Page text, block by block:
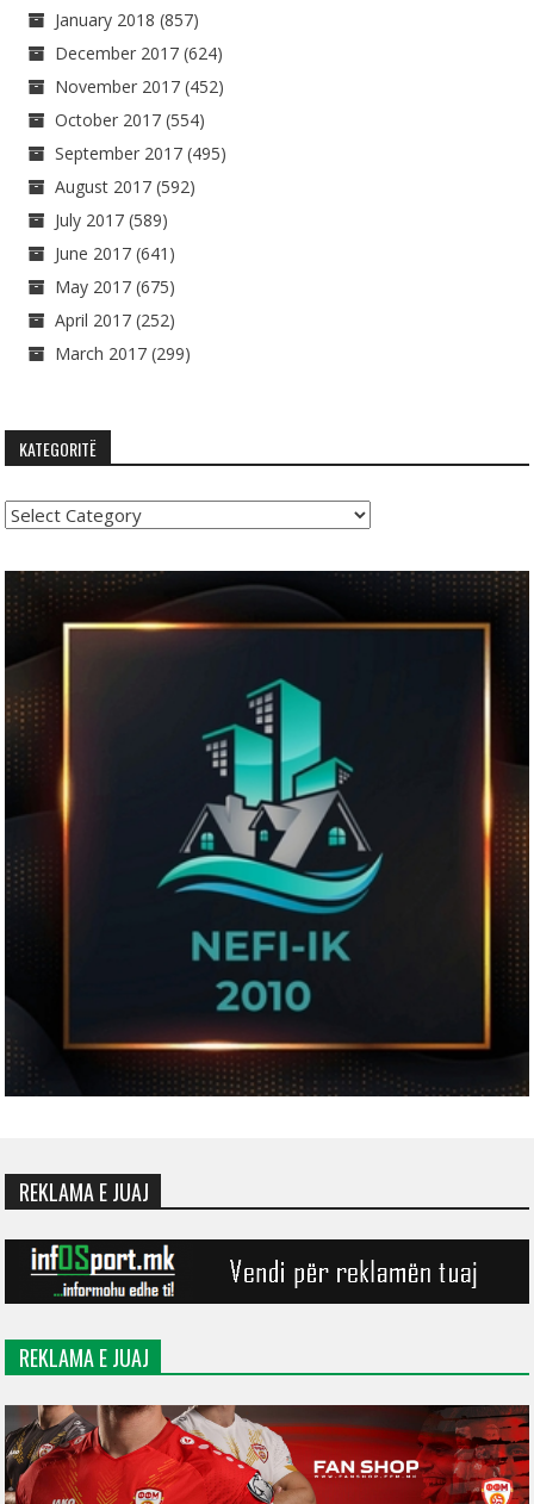
January 2018 (857)
December 2017 (624)
November 2017 (452)
October 2017 (554)
September 2017 (495)
August 2017 (592)
July 2017 (589)
June 2017 (641)
May 2017 (675)
April 2017 (252)
March 2017 (299)
KATEGORITË
Kategoritë
REKLAMA E JUAJ
REKLAMA E JUAJ